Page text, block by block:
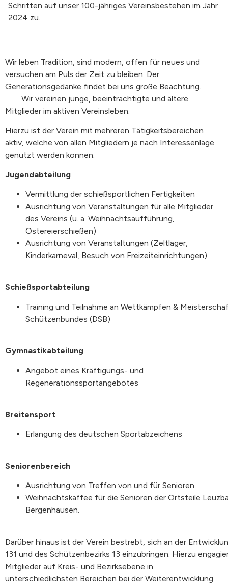
Schritten auf unser 100-jähriges Vereinsbestehen im Jahr
2024 zu.
Wir leben Tradition, sind modern, offen für neues und
versuchen am Puls der Zeit zu bleiben. Der
Generationsgedanke findet bei uns große Beachtung.
Wir vereinen junge, beeinträchtigte und ältere
Mitglieder im aktiven Vereinsleben.
Hierzu ist der Verein mit mehreren Tätigkeitsbereichen
aktiv, welche von allen Mitgliedern je nach Interessenlage
genutzt werden können:
Jugendabteilung
Vermittlung der schießsportlichen Fertigkeiten
Ausrichtung von Veranstaltungen für alle Mitglieder
des Vereins (u. a. Weihnachtsaufführung,
Ostereierschießen)
Ausrichtung von Veranstaltungen (Zeltlager,
Kinderkarneval, Besuch von Freizeiteinrichtungen)
Schießsportabteilung
Training und Teilnahme an Wettkämpfen &
Schützenbundes (DSB)
Gymnastikabteilung
Angebot eines Kräftigungs- und
Regenerationssportangebotes
Breitensport
Erlangung des deutschen Sportabzeichens
Seniorenbereich
Ausrichtung von Treffen von und für Senioren
Weihnachtskaffee für die Senioren der Ortsteile
Bergenhausen.
Darüber hinaus ist der Verein bestrebt, sich an der
131 und des Schützenbezirks 13 einzubringen. Hierzu
Mitglieder auf Kreis- und Bezirksebene in
unterschiedlichsten Bereichen bei der Weiterentwicklung